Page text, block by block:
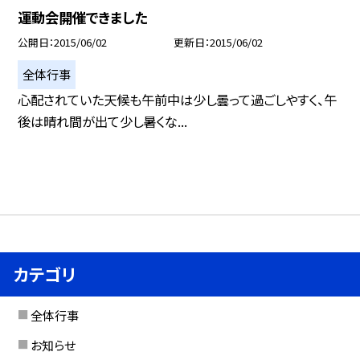
運動会開催できました
公開日 2015/06/02 更新日 2015/06/02
全体行事
心配されていた天候も午前中は少し曇って過ごしやすく、午
後は晴れ間が出て少し暑くな...
カテゴリ
全体行事
お知らせ